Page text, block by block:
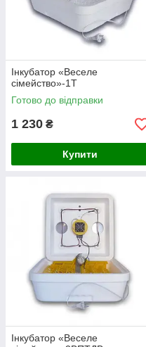
Інкубатор «Веселе
сімейство»-1Т
Готово до відправки
1 230 ₴
Купити
Інкубатор «Веселе